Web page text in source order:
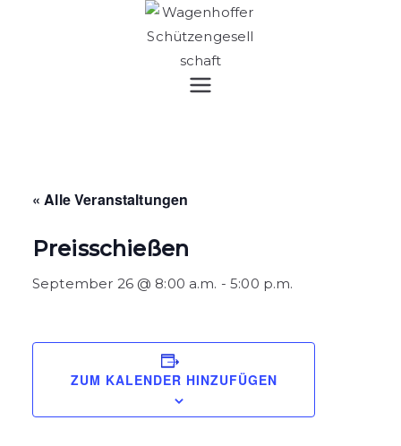
SCHÜTZENGESELLSC
« Alle Veranstaltungen
Preisschießen
September 26 @ 8:00 a.m. -5:00 p.m.
ZUM KALENDER HINZUFÜGEN